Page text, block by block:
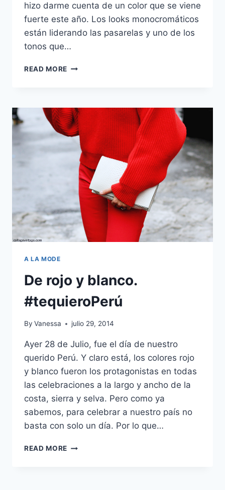
hizo darme cuenta de un color que se viene
fuerte este año. Los looks monocromáticos
están liderando las pasarelas y uno de los
tonos que…
READ MORE VIERNES
A
LA
VENA
A LA MODE
De rojo y blanco.
#tequieroPerú
By Vanessa julio 29, 2014
Ayer 28 de Julio, fue el día de nuestro
querido Perú. Y claro está, los colores rojo
y blanco fueron los protagonistas en todas
las celebraciones a la largo y ancho de la
costa, sierra y selva. Pero como ya
sabemos, para celebrar a nuestro país no
basta con solo un día. Por lo que…
READ MORE DE